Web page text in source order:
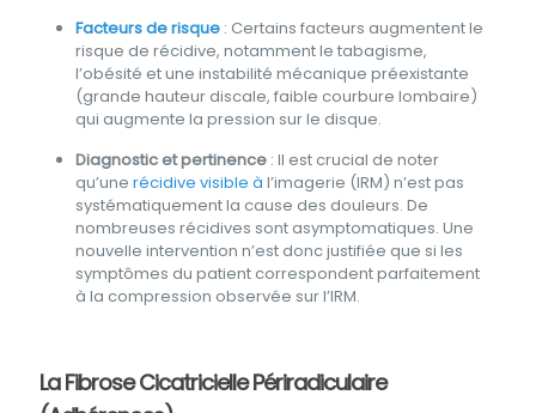
Facteurs de risque : Certains facteurs augmentent le
risque de récidive, notamment le tabagisme,
l’obésité et une instabilité mécanique préexistante
(grande hauteur discale, faible courbure lombaire)
qui augmente la pression sur le disque.
Diagnostic et pertinence : Il est crucial de noter
qu’une récidive visible à l’imagerie (IRM) n’est pas
systématiquement la cause des douleurs. De
nombreuses récidives sont asymptomatiques. Une
nouvelle intervention n’est donc justifiée que si les
symptômes du patient correspondent parfaitement
à la compression observée sur l’IRM.
La Fibrose Cicatricielle Périradiculaire